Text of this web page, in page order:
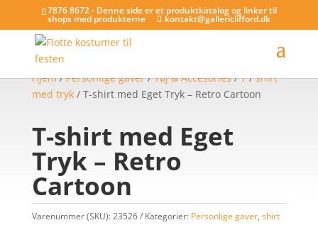
7876 8672 - Denne side er et produktkatalog og linker til
shops med produkterne kontakt@gallericlifford.dk
Hjem/Personlige gaver/Tøj & Accesories/T/shirt
med tryk/ T-shirt med Eget Tryk – Retro Cartoon
T-shirt med Eget
Tryk – Retro
Cartoon
Varenummer (SKU):23526 Kategorier: Personlige gaver, shirt